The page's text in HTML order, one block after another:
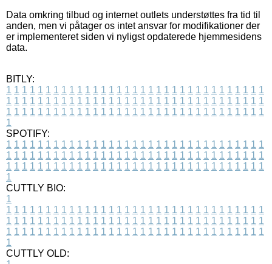
Data omkring tilbud og internet outlets understøttes fra tid til
anden, men vi påtager os intet ansvar for modifikationer der
er implementeret siden vi nyligst opdaterede hjemmesidens
data.
BITLY:
1 1 1 1 1 1 1 1 1 1 1 1 1 1 1 1 1 1 1 1 1 1 1 1 1 1 1 1 1 1 1 1 1
1 1 1 1 1 1 1 1 1 1 1 1 1 1 1 1 1 1 1 1 1 1 1 1 1 1 1 1 1 1 1 1 1
1 1 1 1 1 1 1 1 1 1 1 1 1 1 1 1 1 1 1 1 1 1 1 1 1 1 1 1 1 1 1 1 1
1
SPOTIFY:
1 1 1 1 1 1 1 1 1 1 1 1 1 1 1 1 1 1 1 1 1 1 1 1 1 1 1 1 1 1 1 1 1
1 1 1 1 1 1 1 1 1 1 1 1 1 1 1 1 1 1 1 1 1 1 1 1 1 1 1 1 1 1 1 1 1
1 1 1 1 1 1 1 1 1 1 1 1 1 1 1 1 1 1 1 1 1 1 1 1 1 1 1 1 1 1 1 1 1
1
CUTTLY BIO:
1
1 1 1 1 1 1 1 1 1 1 1 1 1 1 1 1 1 1 1 1 1 1 1 1 1 1 1 1 1 1 1 1 1
1 1 1 1 1 1 1 1 1 1 1 1 1 1 1 1 1 1 1 1 1 1 1 1 1 1 1 1 1 1 1 1 1
1 1 1 1 1 1 1 1 1 1 1 1 1 1 1 1 1 1 1 1 1 1 1 1 1 1 1 1 1 1 1 1 1
1
CUTTLY OLD: